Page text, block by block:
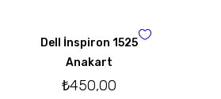
Dell İnspiron 1525
Anakart
₺450,00